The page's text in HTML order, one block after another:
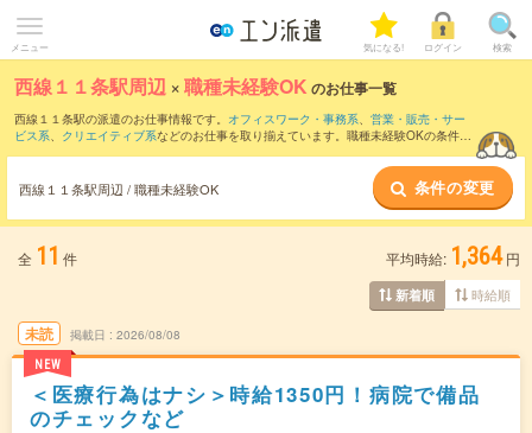
メニュー 気になる! ログイン 検索
西線１１条駅周辺 ×職種未経験OK のお仕事一覧
西線１１条駅の派遣のお仕事情報です。 オフィスワーク・事務系、 営業・販売・サー
ビス系、 クリエイティブ系などのお仕事を取り揃えています。職種未経験OKの条件の
西線１１条駅周辺 / 職種未経験OK 条件の変更
全 11 件 平均時給: 1,364 円
新着順 時給順
未読
NEW
掲載日 2026/08/08
＜医療行為はナシ＞時給1350円！病院で備品
のチェックなど